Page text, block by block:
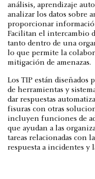
análisis, aprendizaje
analizar los datos sobre
proporcionar
Facilitan el intercambio
tanto dentro de una
lo que permite la
mitigación de amenazas.
Los TIP están diseñados
de herramientas y
dar respuestas
fisuras con otras
incluyen funciones de
que ayudan a las
tareas relacionadas con
respuesta a incidentes y